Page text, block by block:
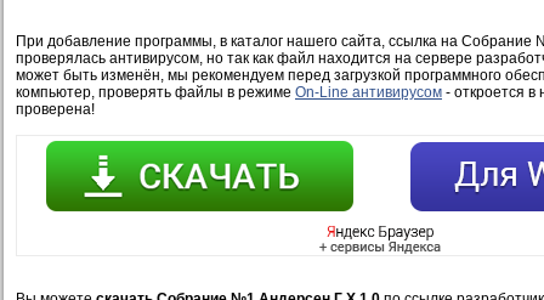
При добавление программы, в каталог нашего сайта, ссылка на
проверялась антивирусом, но так как файл находится на сервере
может быть изменён, мы рекомендуем перед загрузкой программного
компьютер, проверять файлы в режиме On-Line антивирусом - откроется в
проверена!